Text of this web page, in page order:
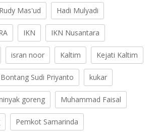
Mas'ud Hadi Mulyadi
IKN IKN Nusantara
isran noor Kaltim Kejati Kaltim
Sudi Priyanto kukar
goreng Muhammad Faisal
Pemkot Samarinda